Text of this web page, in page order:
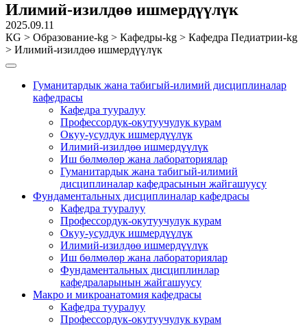
Илимий-изилдөө ишмердүүлүк
2025.09.11
КG > Образование-kg > Кафедры-kg > Кафедра Педиатрии-kg
> Илимий-изилдөө ишмердүүлүк
Гуманитардык жана табигый-илимий дисциплиналар
кафедрасы
Кафедра тууралуу
Профессордук-окутуучулук курам
Окуу-усулдук ишмердүүлүк
Илимий-изилдөө ишмердүүлүк
Иш бөлмөлөр жана лабораториялар
Гуманитардык жана табигый-илимий
дисциплиналар кафедрасынын жайгашуусу
Фундаментальных дисциплиналар кафедрасы
Кафедра тууралуу
Профессордук-окутуучулук курам
Окуу-усулдук ишмердүүлүк
Илимий-изилдөө ишмердүүлүк
Иш бөлмөлөр жана лабораториялар
Фундаментальных дисциплинлар
кафедраларынын жайгашуусу
Макро и микроанатомия кафедрасы
Кафедра тууралуу
Профессордук-окутуучулук курам